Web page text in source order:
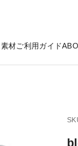
素材ご利用ガイド